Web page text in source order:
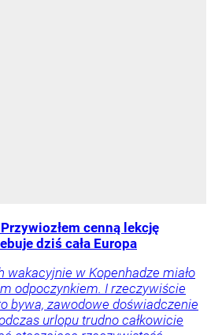
cenną lekcję
dziś cała Europa
wakacyjnie w Kopenhadze miało
odpoczynkiem. I rzeczywiście
bywa, zawodowe doświadczenie
urlopu trudno całkowicie